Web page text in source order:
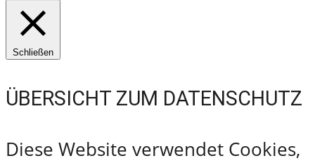
Schließen
ÜBERSICHT ZUM DATENSCHUTZ
Diese Website verwendet Cookies,